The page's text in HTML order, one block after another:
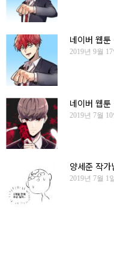
네이버 웹
2019년 9월 17
네이버 웹
2019년 7월 10
양세준 작
2019년 7월 1일